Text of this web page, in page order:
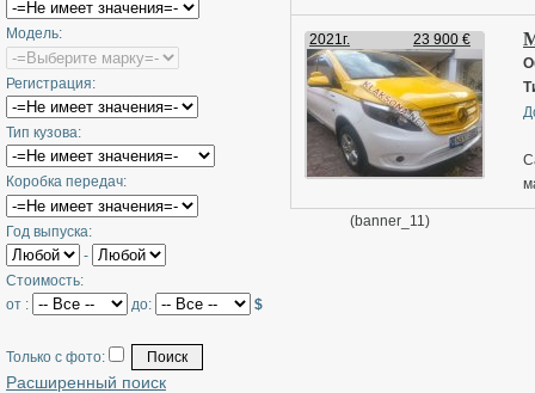
Модель:
Регистрация:
Тип кузова:
Коробка передач:
Год выпуска:
-
Стоимость:
от :
до: $
Только с фото:
Расширенный поиск
2021г. 23 900 €
(banner_11)